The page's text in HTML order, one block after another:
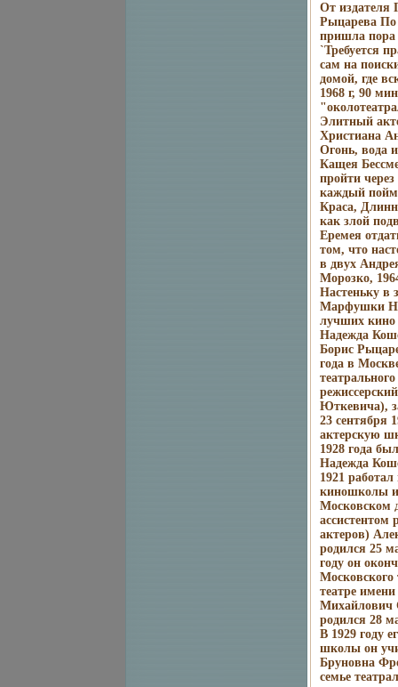
От издателя
Рыцарева По
пришла пора
`Требуется
сам на
домой, где
1968 г, 90
Элитный
Христиана
Огонь, вода
Кащея
пройти
каждый
Краса,
как злой
Еремея
том, что
в двух
Морозко,
Настеньку в
Марфушки
лучших кино
Надежда
Борис
года в
Юткевича),
23 сентября
актерскую
1928 года
Надежда
1921
киношколы
Московском
ассистентом
актеров)
родился 25
году он
Московского
театре
Михайлович
родился 28
В 1929 году
школы он
Бруновна
семье